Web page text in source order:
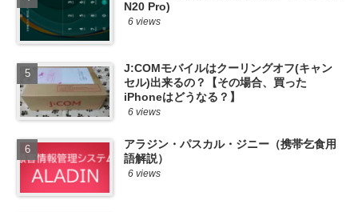
N20 Pro)
6 views
J:COMモバイルはクーリングオフ(キャン
セル)出来るの？【その場合、買った
iPhoneはどうなる？】
6 views
アラジン・パスカル・ジニー（携帯乞食用
語解説）
6 views